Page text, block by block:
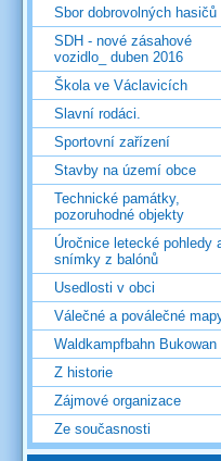
Sbor dobrovolných hasičů
SDH - nové zásahové
vozidlo_ duben 2016
Škola ve Václavicích
Slavní rodáci.
Sportovní zařízení
Stavby na území obce
Technické památky,
pozoruhodné objekty
Úročnice letecké pohledy
snímky z balónů
Usedlosti v obci
Válečné a poválečné
Waldkampfbahn Bukowan
Z historie
Zájmové organizace
Ze současnosti